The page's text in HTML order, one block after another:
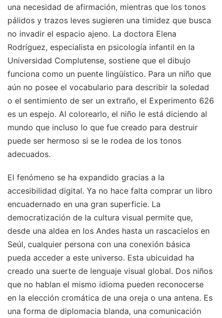
una necesidad de afirmación, mientras que los tonos
pálidos y trazos leves sugieren una timidez que busca
no invadir el espacio ajeno. La doctora Elena
Rodríguez, especialista en psicología infantil en la
Universidad Complutense, sostiene que el dibujo
funciona como un puente lingüístico. Para un niño que
aún no posee el vocabulario para describir la soledad
o el sentimiento de ser un extraño, el Experimento 626
es un espejo. Al colorearlo, el niño le está diciendo al
mundo que incluso lo que fue creado para destruir
puede ser hermoso si se le rodea de los tonos
adecuados.
El fenómeno se ha expandido gracias a la
accesibilidad digital. Ya no hace falta comprar un libro
encuadernado en una gran superficie. La
democratización de la cultura visual permite que,
desde una aldea en los Andes hasta un rascacielos en
Seúl, cualquier persona con una conexión básica
pueda acceder a este universo. Esta ubicuidad ha
creado una suerte de lenguaje visual global. Dos niños
que no hablan el mismo idioma pueden reconocerse
en la elección cromática de una oreja o una antena. Es
una forma de diplomacia blanda, una comunicación